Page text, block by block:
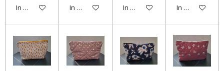
In winkelwagen In winkelwagen In winkelwagen In winkelwagen